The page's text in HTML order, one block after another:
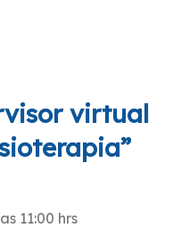
virtual
11:00 hrs